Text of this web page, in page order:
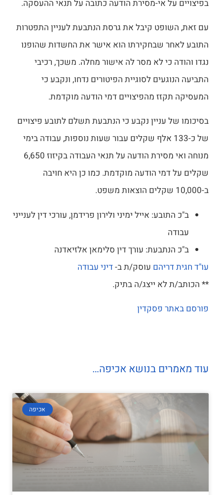
בפיצויים על אי-מסירת הודעה כתובה על תנאי ההעסקה.
עם זאת, השופט קיבל את גרסת הנתבעת לעניין התפטרות
התובע לאחר שבחקירתו הוא אישר את החשדות שהופנו
נגדו והודה כי לא מסר לה אישור מחלה. משכך, רכיבי
התביעה הנוגעים לסוגיית הפיטורים נדחו, ונקבע כי
המעסיקה תקזז מהפיצויים דמי הודעה מוקדמת.
בסיכומו של עניין נקבע כי הנתבעת תשלם לתובע פיצויים
של כ-133 אלף שקלים עבור שעות נוספות, עבודה בימי
מנוחה ואי מסירת הודעה על תנאי העבודה בקיזוז 6,650
שקלים על דמי הודעה מוקדמת. כמו כן היא חויבה
ב-10,000 שקלים הוצאות משפט.
ב"כ התובע: אייל ימיני ולירון פרידמן, עורכי דין לענייני
עבודה
ב"כ הנתבעת: עורך דין סלימאן אלזיאדנה
עו"ד חגית דריהם עוסק/ת ב-דיני עבודה
** הכותב/ת לא ייצג/ה בתיק.
פורסם באתר פסקדין
עוד מאמרים בנושא אכיפה…
אכיפה